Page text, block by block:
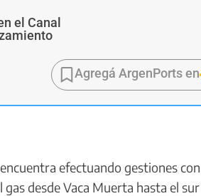
el Canal
Agregá ArgenPorts en
efectuando gestiones con
desde Vaca Muerta hasta el sur